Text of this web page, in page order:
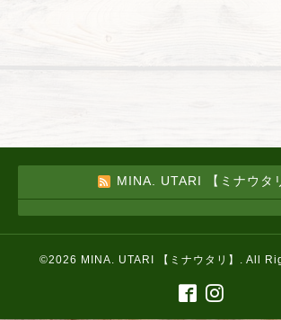
MINA. UTARI 【ミナウタ
©2026 MINA. UTARI 【ミナウタリ】 . All